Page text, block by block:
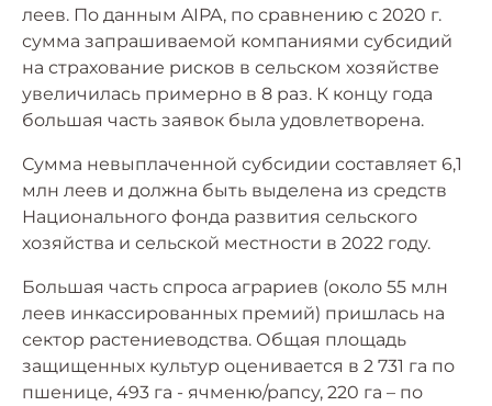
леев. По данным AIPA, по сравнению с 2020 г.
сумма запрашиваемой компаниями субсидий
на страхование рисков в сельском хозяйстве
увеличилась примерно в 8 раз. К концу года
большая часть заявок была удовлетворена.
Сумма невыплаченной субсидии составляет 6,1
млн леев и должна быть выделена из средств
Национального фонда развития сельского
хозяйства и сельской местности в 2022 году.
Большая часть спроса аграриев (около 55 млн
леев инкассированных премий) пришлась на
сектор растениеводства. Общая площадь
защищенных культур оценивается в 2 731 га по
пшенице, 493 га - ячменю/рапсу, 220 га – по